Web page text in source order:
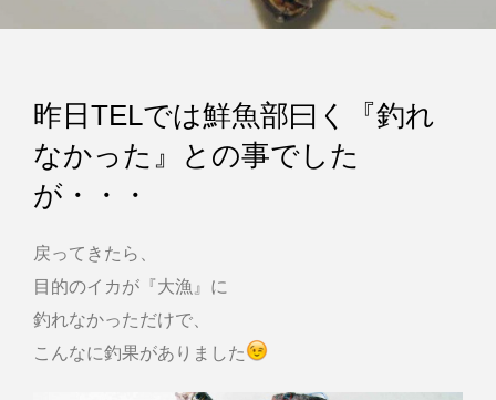
昨日TELでは鮮魚部曰く『釣れ
なかった』との事でした
が・・・
戻ってきたら、
目的のイカが『大漁』に
釣れなかっただけで、
こんなに釣果がありました